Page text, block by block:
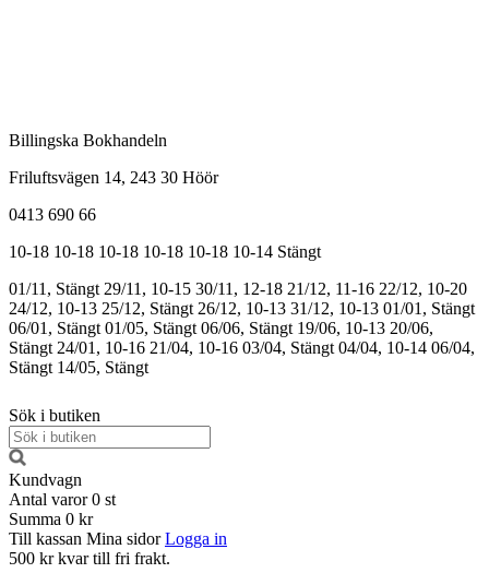
Billingska Bokhandeln
Friluftsvägen 14, 243 30 Höör
0413 690 66
10-18 10-18 10-18 10-18 10-18 10-14 Stängt
01/11, Stängt 29/11, 10-15 30/11, 12-18 21/12, 11-16 22/12, 10-20
24/12, 10-13 25/12, Stängt 26/12, 10-13 31/12, 10-13 01/01, Stängt
06/01, Stängt 01/05, Stängt 06/06, Stängt 19/06, 10-13 20/06,
Stängt 24/01, 10-16 21/04, 10-16 03/04, Stängt 04/04, 10-14 06/04,
Stängt 14/05, Stängt
Sök i butiken
Kundvagn
Antal varor 0 st
Summa 0 kr
Till kassan Mina sidor Logga in
500 kr kvar till fri frakt.